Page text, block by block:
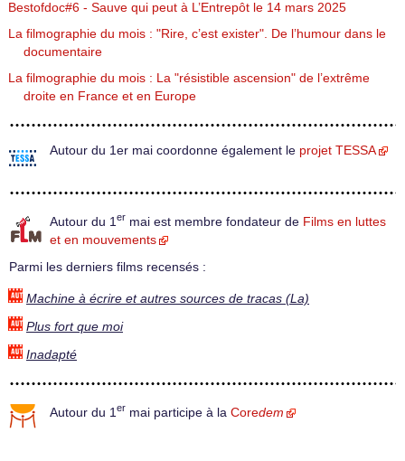
Bestofdoc#6 - Sauve qui peut à L’Entrepôt le 14 mars 2025
La filmographie du mois : "Rire, c’est exister". De l’humour dans le
documentaire
La filmographie du mois : La "résistible ascension" de l’extrême
droite en France et en Europe
Autour du 1er mai coordonne également le projet TESSA
Autour du 1 er mai est membre fondateur de Films en luttes
et en mouvements
Parmi les derniers films recensés :
Machine à écrire et autres sources de tracas (La)
Plus fort que moi
Inadapté
Autour du 1 er mai participe à la Coredem